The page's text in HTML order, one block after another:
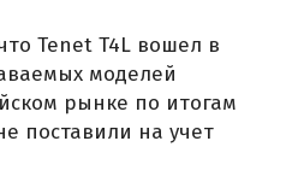
Tenet T4L вошел в
моделей
рынке по итогам
поставили на учет